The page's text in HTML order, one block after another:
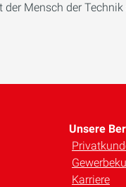
Mensch der
Unsere
Karriere